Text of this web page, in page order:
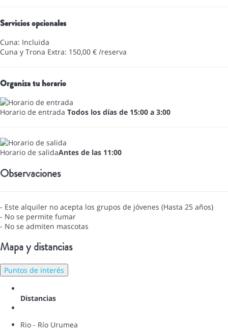
Servicios opcionales
Cuna: Incluida
Cuna y Trona Extra: 150,00 € /reserva
Organiza tu horario
Horario de entrada Todos los días de 15:00 a 3:00
Horario de salidaAntes de las 11:00
Observaciones
- Este alquiler no acepta los grupos de jóvenes (Hasta 25 años)
- No se permite fumar
- No se admiten mascotas
Mapa y distancias
Puntos de interés
Distancias
Rio - Río Urumea